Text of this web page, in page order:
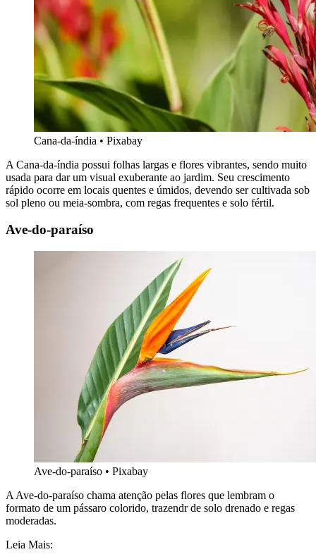
Cana-da-índia • Pixabay
A Cana-da-índia possui folhas largas e flores vibrantes, sendo muito
usada para dar um visual exuberante ao jardim. Seu crescimento
rápido ocorre em locais quentes e úmidos, devendo ser cultivada sob
sol pleno ou meia-sombra, com regas frequentes e solo fértil.
Ave-do-paraíso
Ave-do-paraíso • Pixabay
A Ave-do-paraíso chama atenção pelas flores que lembram o
formato de um pássaro colorido, trazendr de solo drenado e regas
moderadas.
Leia Mais: